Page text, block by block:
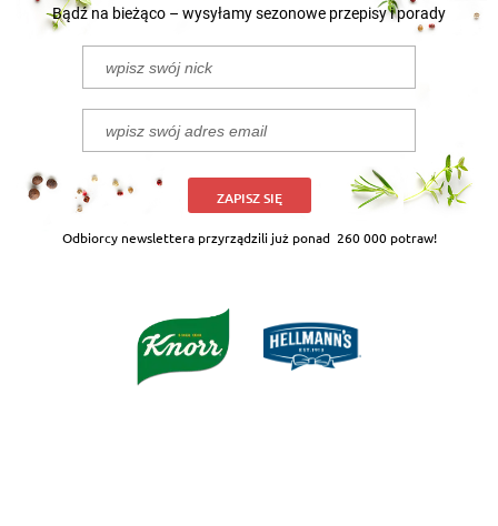
Bądź na bieżąco – wysyłamy sezonowe przepisy i porady
ZAPISZ SIĘ
Odbiorcy newslettera przyrządzili już ponad 260 000 potraw!